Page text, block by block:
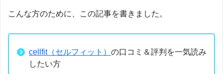
こんな方のために、この記事を書きました。
cellfit（セルフィット） の口コミ＆評判を一気読み
したい方